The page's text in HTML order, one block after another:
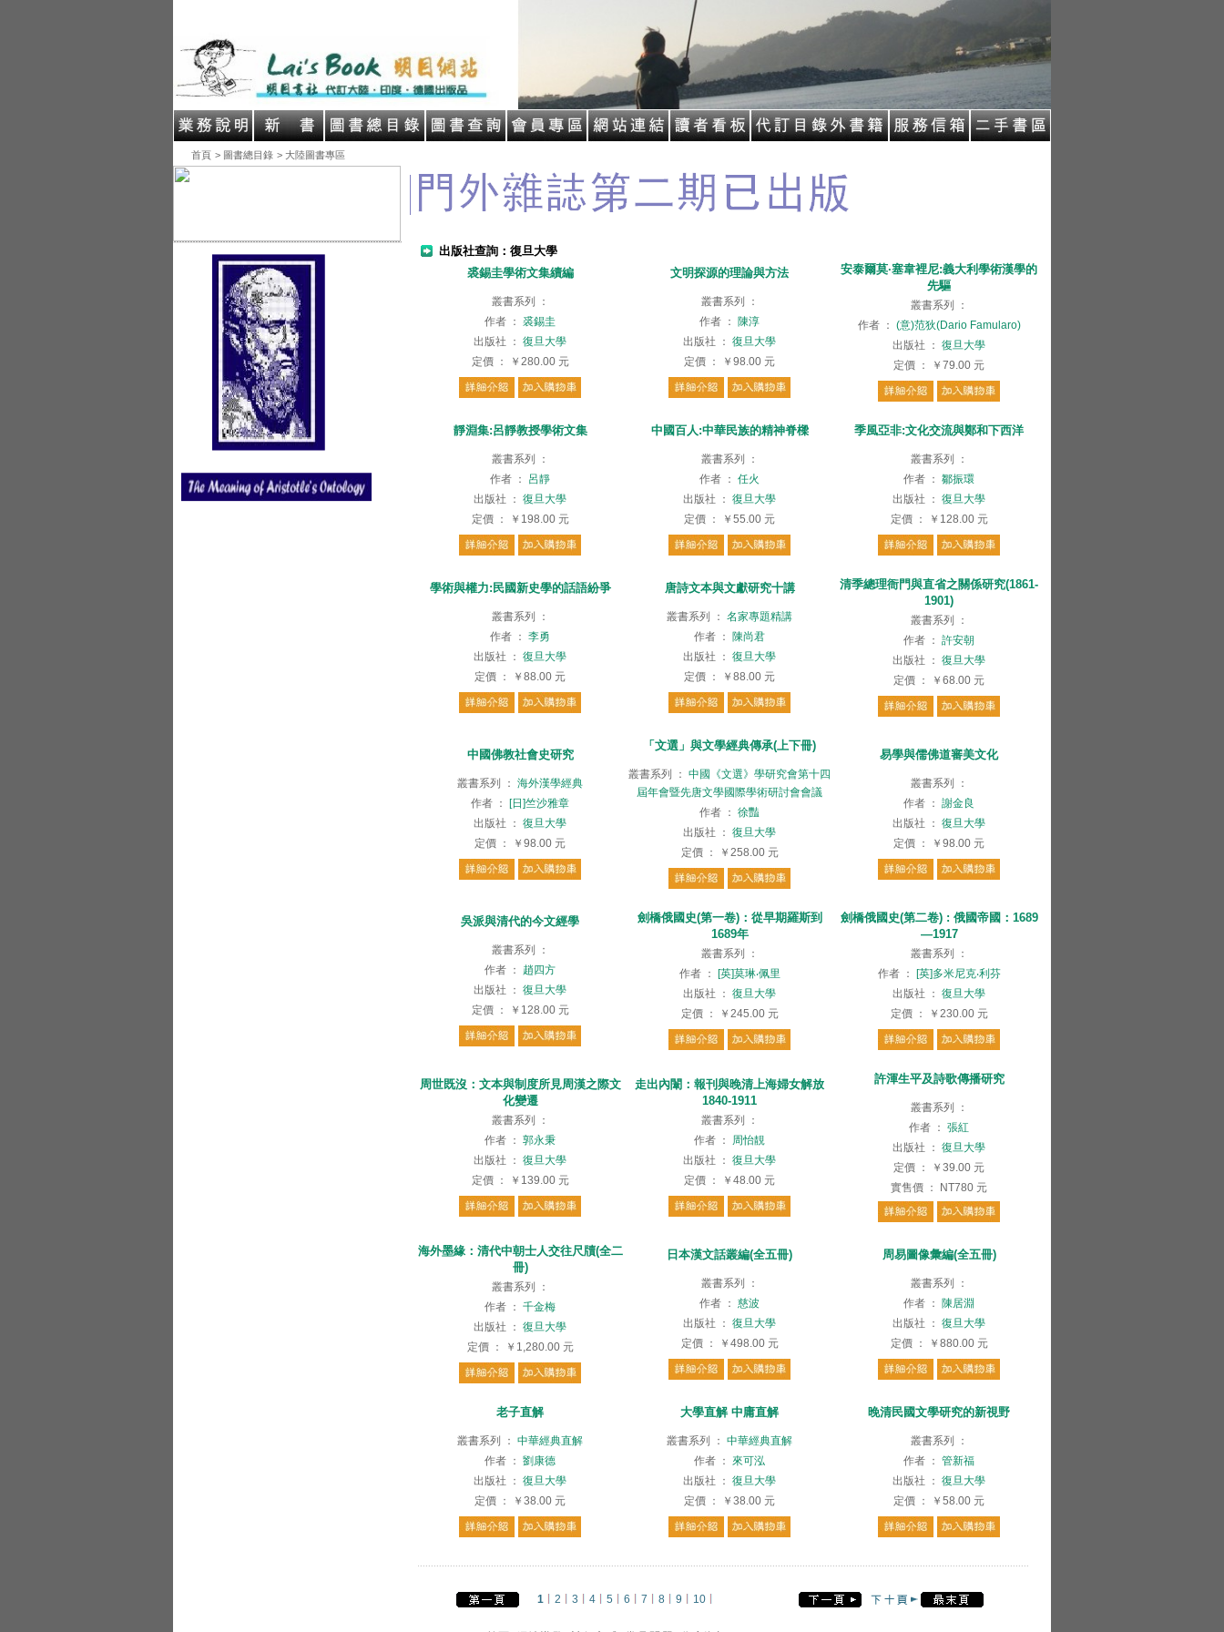
首頁 > 圖書總目錄 > 大陸圖書專區
出版社查詢：復旦大學
裘錫圭學術文集續編
叢書系列
：
作者 ： 裘錫圭
出版社
： 復旦大學
定價
： ￥280.00 元
文明探源的理論與方法
叢書系列
：
作者 ：
陳淳
出版社
： 復旦大學
定價 ： ￥98.00 元
安泰爾莫·塞韋裡尼:義大利學術漢學的
先驅
叢書系列
：
作者
： (意)范狄(Dario Famularo)
出版社
： 復旦大學
定價 ： ￥79.00 元
靜淵集:呂靜教授學術文集
叢書系列
：
作者 ：
呂靜
出版社
： 復旦大學
定價
： ￥198.00 元
中國百人:中華民族的精神脊樑
叢書系列
：
作者 ： 任火
出版社
： 復旦大學
定價 ： ￥55.00 元
季風亞非:文化交流與鄭和下西洋
叢書系列
：
作者 ： 鄒振環
出版社
： 復旦大學
定價
： ￥128.00 元
學術與權力:民國新史學的話語紛爭
叢書系列
：
作者 ： 李勇
出版社
： 復旦大學
定價 ： ￥88.00 元
唐詩文本與文獻研究十講
叢書系列 ： 名家專題精講
作者 ：
陳尚君
出版社
： 復旦大學
定價 ： ￥88.00 元
清季總理衙門與直省之關係研究(1861-
1901)
叢書系列
：
作者 ： 許安朝
出版社
： 復旦大學
定價 ： ￥68.00 元
中國佛教社會史研究
叢書系列 ： 海外漢學經典
作者 ：
[日]竺沙雅章
出版社
： 復旦大學
定價 ： ￥98.00 元
「文選」與文學經典傳承(上下冊)
叢書系列 ： 中國《文選》學研究會第十四
屆年會暨先唐文學國際學術研討會會議
作者 ： 徐豔
出版社
： 復旦大學
定價
： ￥258.00 元
易學與儒佛道審美文化
叢書系列
：
作者 ： 謝金良
出版社
： 復旦大學
定價 ： ￥98.00 元
吳派與清代的今文經學
叢書系列
：
作者 ：
趙四方
出版社
： 復旦大學
定價
： ￥128.00 元
劍橋俄國史(第一卷)：從早期羅斯到
1689年
叢書系列
：
作者
：
[英]莫琳‧佩里
出版社
： 復旦大學
定價
： ￥245.00 元
劍橋俄國史(第二卷) : 俄國帝國：1689
—1917
叢書系列
：
作者
：
[英]多米尼克‧利芬
出版社
： 復旦大學
定價
： ￥230.00 元
周世既沒：文本與制度所見周漢之際文
化變遷
叢書系列
：
作者 ： 郭永秉
出版社
： 復旦大學
定價
： ￥139.00 元
走出內闈：報刊與晚清上海婦女解放
1840-1911
叢書系列
：
作者 ：
周怡靚
出版社
： 復旦大學
定價 ： ￥48.00 元
許渾生平及詩歌傳播研究
叢書系列
：
作者 ： 張紅
出版社
： 復旦大學
定價 ： ￥39.00 元
實售價 ： NT780 元
海外墨緣：清代中朝士人交往尺牘(全二
冊)
叢書系列
：
作者 ： 千金梅
出版社
： 復旦大學
定價
： ￥1,280.00 元
日本漢文話叢編(全五冊)
叢書系列
：
作者 ： 慈波
出版社
： 復旦大學
定價
： ￥498.00 元
周易圖像彙編(全五冊)
叢書系列
：
作者 ：
陳居淵
出版社
： 復旦大學
定價
： ￥880.00 元
老子直解
叢書系列 ： 中華經典直解
作者 ： 劉康德
出版社
： 復旦大學
定價 ： ￥38.00 元
大學直解 中庸直解
叢書系列 ： 中華經典直解
作者 ： 來可泓
出版社
： 復旦大學
定價 ： ￥38.00 元
晚清民國文學研究的新視野
叢書系列
：
作者 ： 管新福
出版社
： 復旦大學
定價 ： ￥58.00 元
1 2 3 4 5 6 7 8 9 10